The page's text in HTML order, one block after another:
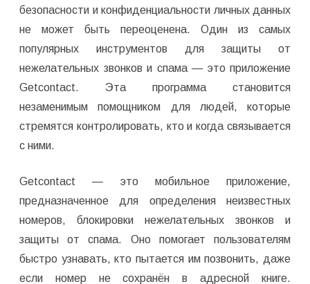
безопасности и конфиденциальности личных данных
не может быть переоценена. Один из самых
популярных инструментов для защиты от
нежелательных звонков и спама — это приложение
Getcontact. Эта программа становится
незаменимым помощником для людей, которые
стремятся контролировать, кто и когда связывается
с ними.
Getcontact — это мобильное приложение,
предназначенное для определения неизвестных
номеров, блокировки нежелательных звонков и
защиты от спама. Оно помогает пользователям
быстро узнавать, кто пытается им позвонить, даже
если номер не сохранён в адресной книге.